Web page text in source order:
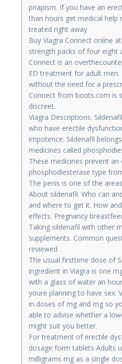
priapism. If you have an
than hours get medical help
treated right away
Buy Viagra Connect online
strength packs of four eight
Connect is an
ED treatment for adult men.
without the need for a
Connect from boots.com is
discreet.
Viagra Descriptions.
who have erectile
impotence. Sildenafil
medicines called
These medicines prevent an
phosphodiesterase type
The penis is one of the
About sildenafil. Who can
and where to get it. How
effects. Pregnancy
Taking sildenafil with other
supplements. Common
reviewed .
The usual firsttime dose of
ingredient in Viagra is one
with a glass of water an
youre planning to have sex.
in doses of mg and mg so
able to advise whether a
might suit you better.
For treatment of erectile
dosage form tablets Adults
milligrams mg as a single